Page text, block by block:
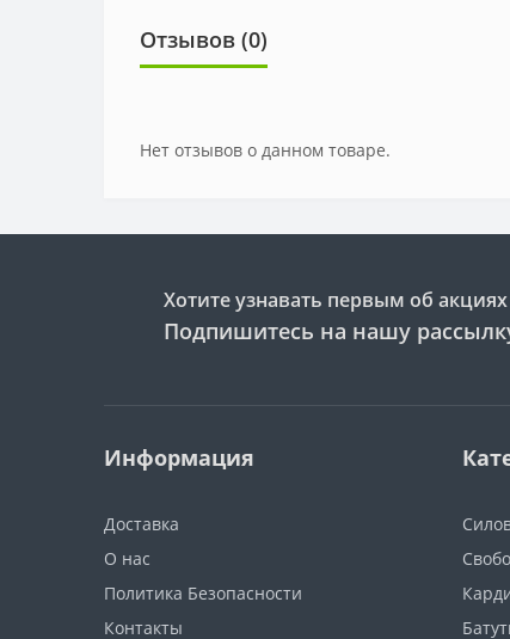
Отзывов (0)
Нет отзывов о данном товаре.
Хотите узнавать первым об
Подпишитесь на нашу
Информация
Доставка
О нас
Политика Безопасности
Контакты